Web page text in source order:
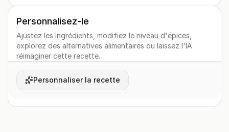
Personnalisez-le
Ajustez les ingrédients, modifiez le niveau d'épices,
explorez des alternatives alimentaires ou laissez l'IA
réimaginer cette recette.
Personnaliser la recette